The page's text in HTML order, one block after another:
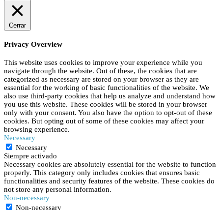
Cerrar
Privacy Overview
This website uses cookies to improve your experience while you
navigate through the website. Out of these, the cookies that are
categorized as necessary are stored on your browser as they are
essential for the working of basic functionalities of the website. We
also use third-party cookies that help us analyze and understand how
you use this website. These cookies will be stored in your browser
only with your consent. You also have the option to opt-out of these
cookies. But opting out of some of these cookies may affect your
browsing experience.
Necessary
Necessary
Siempre activado
Necessary cookies are absolutely essential for the website to function
properly. This category only includes cookies that ensures basic
functionalities and security features of the website. These cookies do
not store any personal information.
Non-necessary
Non-necessary